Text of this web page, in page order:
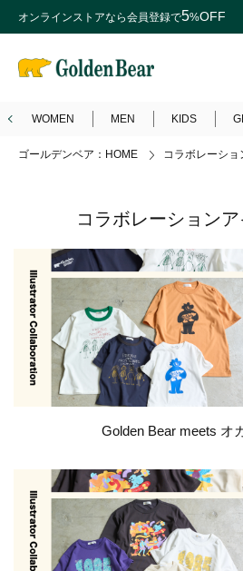
オンラインストアなら会員登録で5%OFF
WOMEN MEN KIDS
ゴールデンベア：HOME コラボレーショ
コラボレーション
Golden Bear meets オ